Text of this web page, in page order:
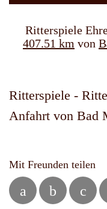
Ritterspiele
407.51 km von
Ritterspiele -
Anfahrt von Bad
Mit Freunden teilen